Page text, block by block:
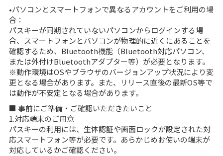
•パソコンとスマートフォンで異なるアカウントをご利用の場
合：
パスキーが同期されていないパソコンからログインする場
合、スマートフォンとパソコンが物理的に近くにあることを
確認するため、Bluetooth機能（Bluetooth対応パソコン、
または外付けBluetoothアダプター等）が必要となります。
※動作環境はOSやブラウザのバージョンアップ状況により変
更となる場合があります。また、リリース直後の最新OS等で
は動作が不安定となる場合があります。
■ 事前にご準備・ご確認いただきたいこと
1.対応端末のご用意
パスキーの利用には、生体認証や画面ロックが設定された対
応スマートフォン等が必要です。あらかじめお使いの端末が
対応しているかご確認ください。